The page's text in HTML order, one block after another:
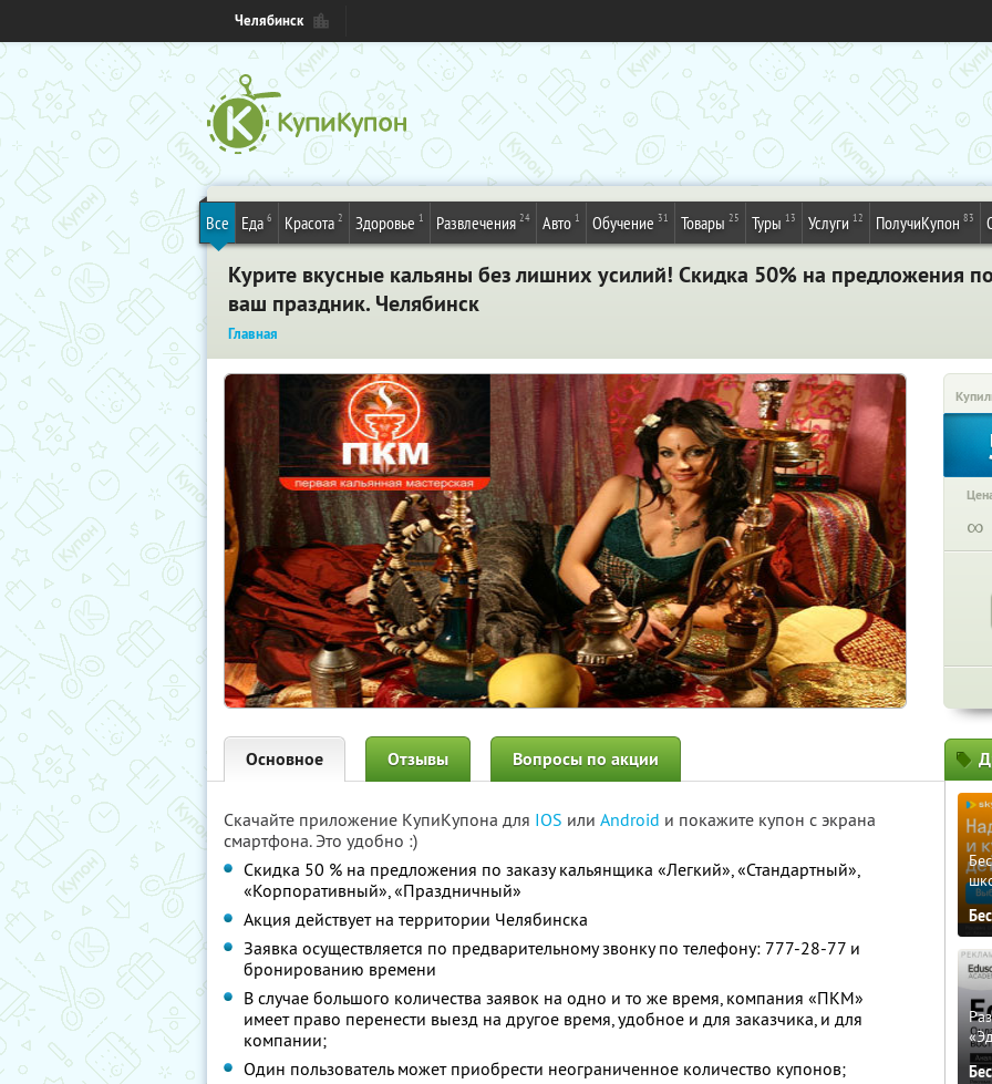
Челябинск
Все Еда 6 Красота 2 Здоровье 1 Развлечения 24 Авто 1 Обучение 31 Товары 25 Туры 13 Услуги 12 ПолучиКупон 83
Курите вкусные кальяны без лишних усилий! Скидка 50% на предложения
ваш праздник. Челябинск
Главная
∞
Основное Отзывы Вопросы по акции
Скачайте приложение КупиКупона для IOS или Android и покажите купон с экрана
смартфона. Это удобно :)
Скидка 50 % на предложения по заказу кальянщика «Легкий», «Стандартный»,
«Корпоративный», «Праздничный»
Акция действует на территории Челябинска
Заявка осуществляется по предварительному звонку по телефону: 777-28-77 и
бронированию времени
В случае большого количества заявок на одно и то же время, компания «ПКМ»
имеет право перенести выезд на другое время, удобное и для заказчика, и для
компании;
Один пользователь может приобрести неограниченное количество купонов;